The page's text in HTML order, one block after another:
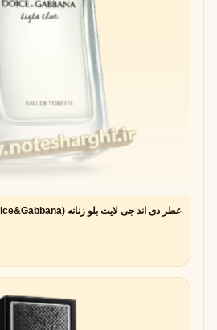
عطر دی اند جی لایت بلو زنانه (Light Blue Dolce&Gabbana)